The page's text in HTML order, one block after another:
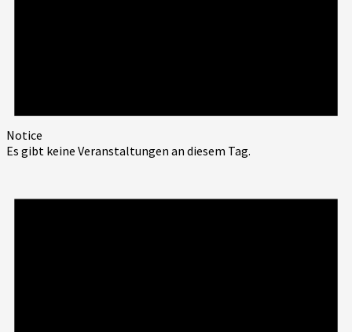
Notice
Es gibt keine Veranstaltungen an diesem Tag.